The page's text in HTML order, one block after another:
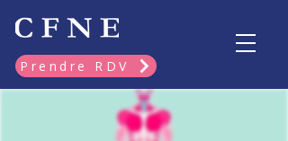
Prendre RDV